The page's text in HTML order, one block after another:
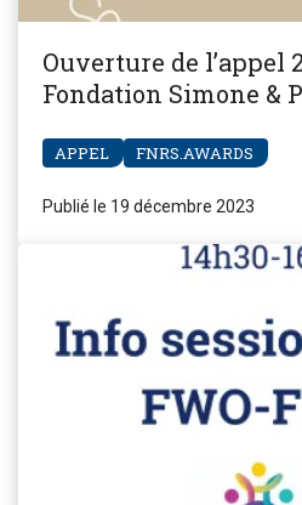
Ouverture de l’appel
Fondation Simone &
APPEL FNRS.AWARDS
Publié le 19 décembre 2023